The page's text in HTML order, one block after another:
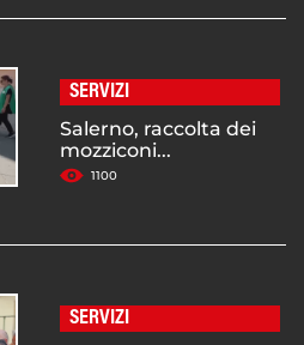
SERVIZI
Salerno, raccolta dei
mozziconi...
1100
SERVIZI